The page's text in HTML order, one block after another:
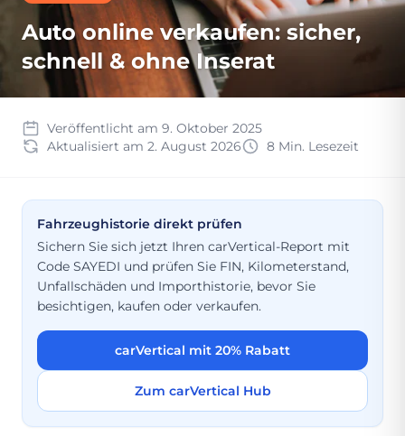
Auto online verkaufen: sicher,
schnell & ohne Inserat
Veröffentlicht am 9. Oktober 2025
Aktualisiert am 2. August 2026
8 Min. Lesezeit
Fahrzeughistorie direkt prüfen
Sichern Sie sich jetzt Ihren carVertical-Report mit
Code SAYEDI und prüfen Sie FIN, Kilometerstand,
Unfallschäden und Importhistorie, bevor Sie
besichtigen, kaufen oder verkaufen.
carVertical mit 20% Rabatt
Zum carVertical Hub